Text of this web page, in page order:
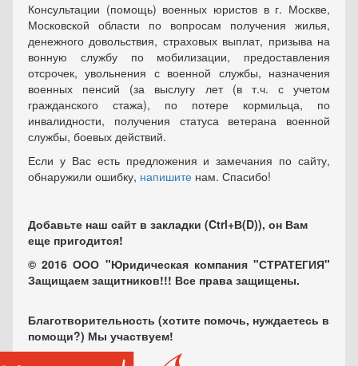
Консультации (помощь) военных юристов в г. Москве,
Московской области по вопросам получения жилья,
денежного довольствия, страховых выплат, призыва на
вонную службу по мобилизации, предоставления
отсрочек, увольнения с военной службы, назначения
военных пенсий (за выслугу лет (в т.ч. с учетом
гражданского стажа), по потере кормильца, по
инвалидности, получения статуса ветерана военной
службы, боевых действий.
Если у Вас есть предложения и замечания по сайту,
обнаружили ошибку, напишите нам. Спасибо!
Добавьте наш сайт в закладки (Ctrl+В(D)), он Вам
еще пригодится!
© 2016 ООО "Юридическая компания "СТРАТЕГИЯ"
Защищаем защитников!!! Все права защищены.
Благотворительность (хотите помочь, нуждаетесь в
помощи?) Мы участвуем!